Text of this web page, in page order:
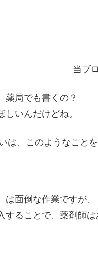
当ブ
薬局でも書くの？
いんだけどね。
は、このようなことを
面倒な作業ですが、
することで、薬剤師